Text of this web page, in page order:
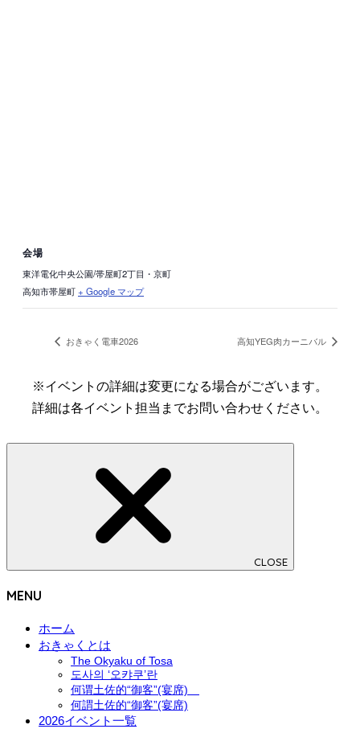
会場
東洋電化中央公園/帯屋町2丁目・京町
高知市帯屋町+ Google マップ
おきゃく電車2026 高知YEG肉カーニバル
※イベントの詳細は変更になる場合がございます。
詳細は各イベント担当までお問い合わせください。
CLOSE
MENU
ホーム
おきゃくとは
The Okyaku of Tosa
도사의 ‘오캬쿠’란
何谓土佐的“御客”(宴席)
何謂土佐的“御客”(宴席)
2026イベント一覧